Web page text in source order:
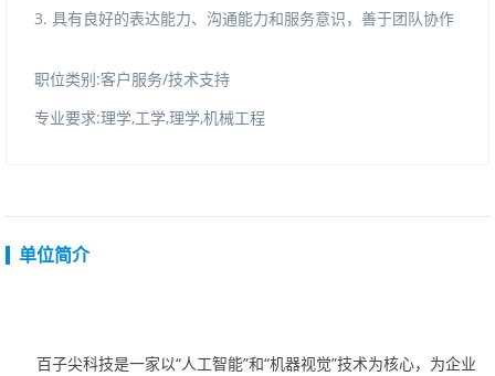
3.具有良好的表达能力、沟通能力和服务意识，善于团队协作
职位类别:客户服务/技术支持
专业要求:理学,工学,理学,机械工程
单位简介
百子尖科技是一家以“人工智能”和“机器视觉”技术为核心， 为企业